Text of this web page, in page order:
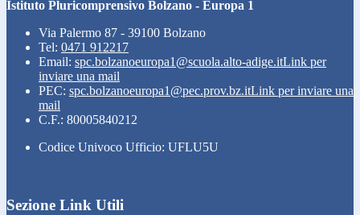
Istituto Pluricomprensivo Bolzano - Europa 1
Via Palermo 87 - 39100 Bolzano
Tel: 0471 912217
Email: spc.bolzanoeuropa1@scuola.alto-adige.itLink per
inviare una mail
PEC: spc.bolzanoeuropa1@pec.prov.bz.itLink per inviare una
mail
C.F.: 80005840212
Codice Univoco Ufficio: UFLU5U
Sezione Link Utili